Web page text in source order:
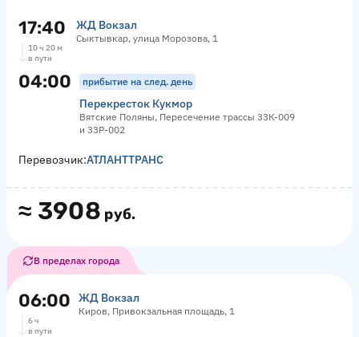
17:40 ЖД Вокзал
Сыктывкар, улица Морозова, 1
10 ч 20 м
в пути
04:00 прибытие на след. день
Перекресток Кукмор
Вятские Поляны, Пересечение трассы 33К-009
и 33Р-002
≈ 3908 руб.
Перевозчик:АТЛАНТТРАНС
В пределах города
06:00 ЖД Вокзал
Киров, Привокзальная площадь, 1
6 ч
в пути